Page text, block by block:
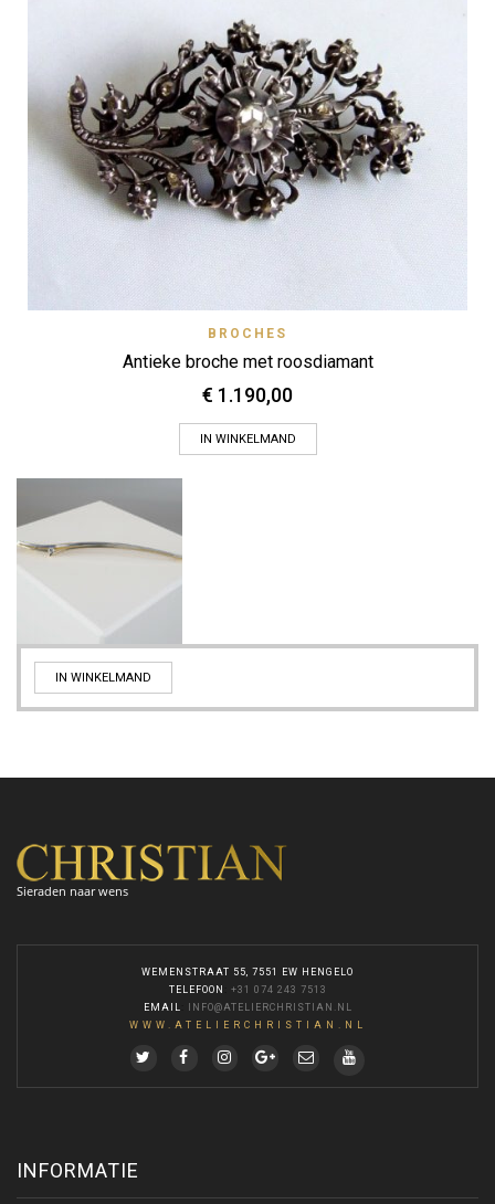
BROCHES
Antieke broche met roosdiamant
€ 1.190,00
IN WINKELMAND
IN WINKELMAND
Sieraden naar wens
WEMENSTRAAT 55, 7551 EW HENGELO
TELEFOON
+31 074 243 7513
EMAIL
INFO@ATELIERCHRISTIAN.NL
WWW.ATELIERCHRISTIAN.NL
INFORMATIE